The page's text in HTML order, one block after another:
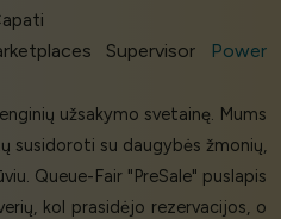
Supervisor
Power
užsakymo svetainę. Mums
susidoroti su daugybės žmonių,
Queue-Fair "PreSale" puslapis
kol prasidėjo rezervacijos, o